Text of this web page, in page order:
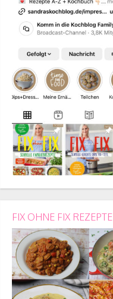
FIX OHNE FIX REZEPTE